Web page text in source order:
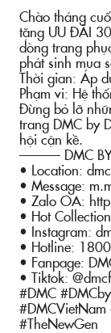
Chào tháng
tặng ƯU ĐÃI
dòng trang
phát sinh mua
Thời gian: Áp
Phạm vi: Hệ
Đừng bỏ lỡ
trang DMC by
hội cận kề.
——— DMC BY
• Location:
• Message:
• Zalo OA:
• Hot
• Instagram:
• Hotline:
• Fanpage:
• Tiktok:
#DMC
#DMCVietNam
#TheNewGen